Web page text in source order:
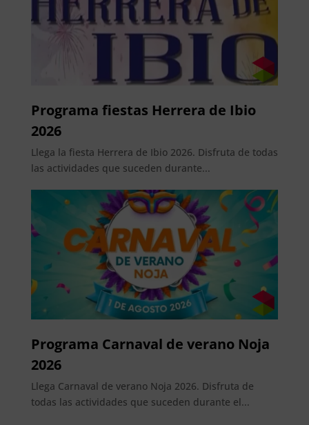
Programa fiestas Herrera de Ibio
2026
Llega la fiesta Herrera de Ibio 2026. Disfruta de todas
las actividades que suceden durante...
Programa Carnaval de verano Noja
2026
Llega Carnaval de verano Noja 2026. Disfruta de
todas las actividades que suceden durante el...